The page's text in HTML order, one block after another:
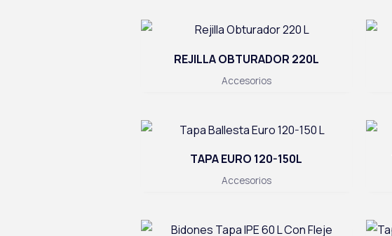
REJILLA OBTURADOR 220L
Accesorios
TAPA EURO 120-150L
Accesorios